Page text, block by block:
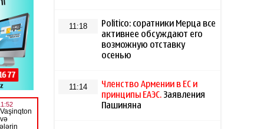
11:18
Politico: соратники Мерца все
активнее обсуждают его
возможную отставку
осенью
11:14
Членство Армении в ЕС и
принципы ЕАЭС. Заявления
Пашиняна